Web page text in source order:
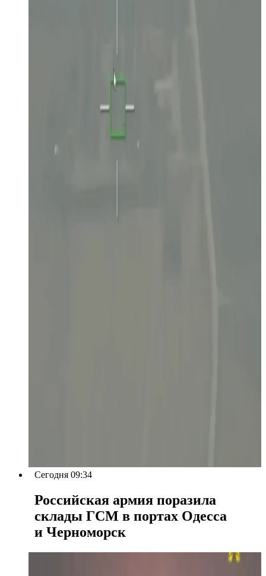
Сегодня 09:34
Российская армия поразила
склады ГСМ в портах Одесса
и Черноморск